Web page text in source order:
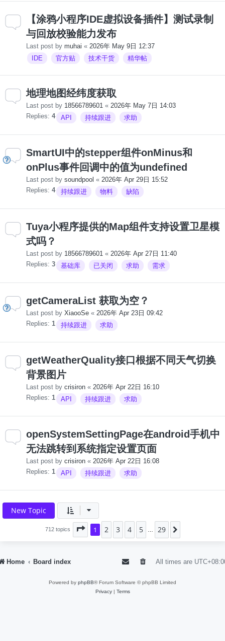
【涂鸦小程序IDE虚拟设备插件】测试录制
与回放校验能力发布
Last post by muhai « 2026年 May 9日 12:37
IDE
官方贴 技术干货 精华帖
地理地图经纬度获取
Last post by 18566789601 « 2026年 May 7日 14:03
Replies: 4 API 持续跟进 求助
SmartUI中的stepper组件onMinus和
onPlus事件回调中的值为undefined
Last post by soundpool « 2026年 Apr 29日 15:52
Replies: 4 持续跟进 物料 缺陷
Tuya小程序提供的Map组件支持设置卫星模
式吗？
Last post by 18566789601 « 2026年 Apr 27日 11:40
Replies: 3 基础库 已关闭 求助 需求
getCameraList 获取为空？
Last post by XiaooSe « 2026年 Apr 23日 09:42
Replies: 1 持续跟进 求助
getWeatherQuality接口根据不同天气切换
背景图片
Last post by crisiron « 2026年 Apr 22日 16:10
Replies: 1 API 持续跟进 求助
openSystemSettingPage在android手机中
无法跳转到系统指定设置页面
Last post by crisiron « 2026年 Apr 22日 16:08
Replies: 1 API 持续跟进 求助
New Topic
712 topics Page 1of29
1 2 3 4 5 29
Home Board index All times are
Powered by phpBB® Forum Software © phpBB Limited
Privacy| Terms